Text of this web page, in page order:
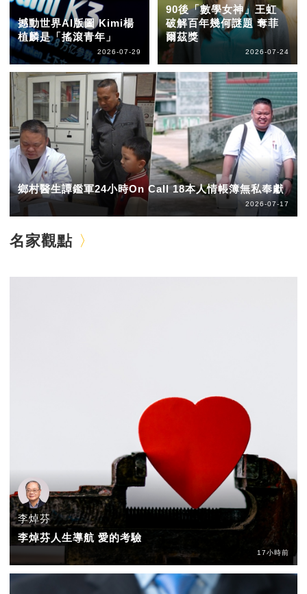
撼動世界AI版圖 Kimi楊
植麟是「搖滾青年」
2026-07-29
90後「數學女神」王虹
破解百年幾何謎題 奪菲
爾茲獎
2026-07-24
鄉村醫生譚鑑軍24小時On Call 18本人情帳簿無私奉獻
2026-07-17
名家觀點
李焯芬
李焯芬人生導航 愛的考驗
17小時前